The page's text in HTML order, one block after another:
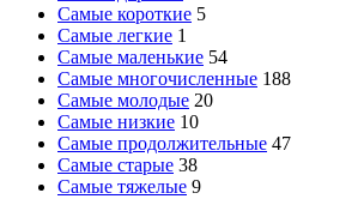
Самые короткие 5
Самые легкие 1
Самые маленькие 54
Самые многочисленные 188
Самые молодые 20
Самые низкие 10
Самые продолжительные 47
Самые старые 38
Самые тяжелые 9